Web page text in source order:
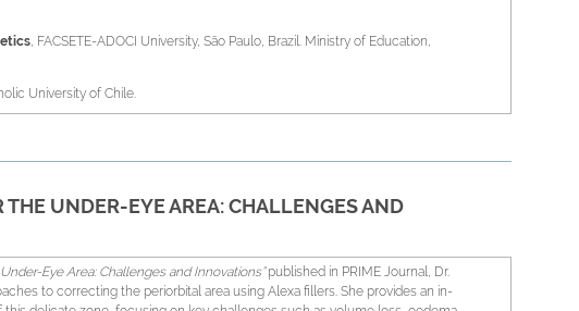
, FACSETE-ADOCI University, São Paulo, Brazil. Ministry of Education,
University of Chile.
and Brazilian Academy of Orofacial Aesthetics, APDC, Brazil.
Health, Santiago edition, 2020, 2021, 2022, 2023, 2024. Faculty of Medicine,
UNDER-EYE AREA: CHALLENGES AND
Eye Area: Challenges and Innovations”published in PRIME Journal, Dr.
to correcting the periorbital area using Alexa fillers. She provides an in-